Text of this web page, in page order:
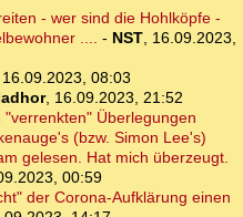
- wer sind die Hohlköpfe -
....
- NST 16.09.2023,
16.09.2023, 08:03
, 16.09.2023, 21:52
Überlegungen
(bzw. Simon Lee's)
gelesen. Hat mich überzeugt.
00:59
der Corona-Aufklärung einen